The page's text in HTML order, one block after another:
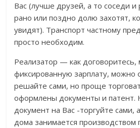
Вас (лучше друзей, а то соседи
рано или поздно долю захотят,
увидят). Транспорт частному
просто необходим.
Реализатор — как договоритесь,
фиксированную зарплату, можно
решайте сами, но проще
оформлены документы и патент.
документ на Вас -торгуйте сами,
дома занимается производством